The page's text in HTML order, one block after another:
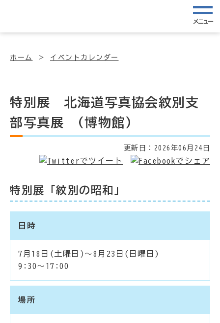
メニュー
ホーム イベントカレンダー
特別展 北海道写真協会紋別支
部写真展 (博物館)
更新日： 2026年06月24日
特別展「紋別の昭和」
日時
7月18日(土曜日)～8月23日(日曜日)
9:30～17:00
場所